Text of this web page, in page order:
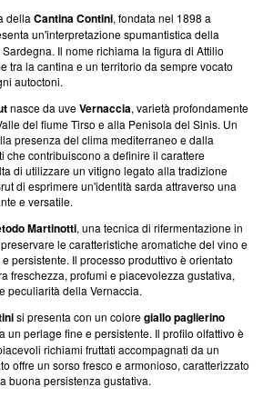
della Cantina Contini, fondata nel 1898 a
un'interpretazione spumantistica della
Il nome richiama la figura di Attilio
tra la cantina e un territorio da sempre vocato
autoctoni.
nasce da uveVernaccia, varietà profondamente
del fiume Tirso e alla Penisola del Sinis. Un
presenza del clima mediterraneo e dalla
che contribuiscono a definire il carattere
di utilizzare un vitigno legato alla tradizione
di esprimere un'identità sarda attraverso una
e versatile.
Martinotti, una tecnica di rifermentazione in
le caratteristiche aromatiche del vino e
persistente. Il processo produttivo è orientato
freschezza, profumi e piacevolezza gustativa,
peculiarità della Vernaccia.
si presenta con un coloregiallo paglierino
un perlage fine e persistente. Il profilo olfattivo è
richiami fruttati accompagnati da un
offre un sorso fresco e armonioso, caratterizzato
buona persistenza gustativa.